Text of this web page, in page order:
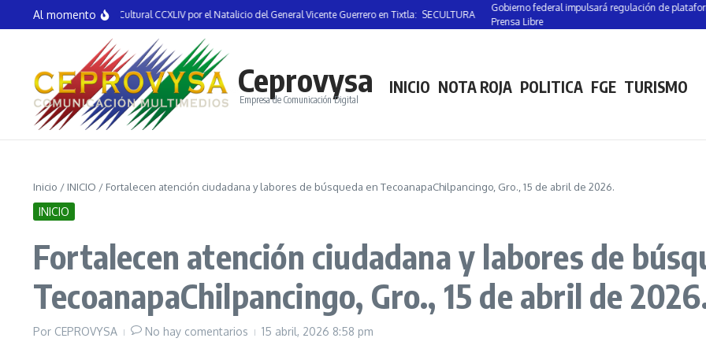
Saltar al contenido
Al momento
la Semana Cultural CCXLIV por el Natalicio del General Vicente Guerrero en Tixtla: SECULTURA
Gobierno federal impulsará regulación de plataformas
Prensa Libre
Ceprovysa
Empresa de Comunicación Digital
INICIO NOTA ROJA POLITICA FGE TURISMO
Inicio / INICIO / Fortalecen atención ciudadana y labores de búsqueda en TecoanapaChilpancingo, Gro., 15 de abril de 2026.
INICIO
Fortalecen atención ciudadana y labores de
TecoanapaChilpancingo, Gro., 15 de abril de
Por CEPROVYSA No hay comentarios 15 abril, 2026 8:58 pm